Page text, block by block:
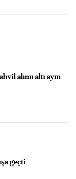
alımı altı ayın
geçti